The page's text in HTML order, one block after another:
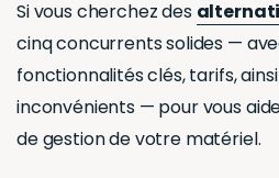
Si vous cherchez des
cinq concurrents solides —
fonctionnalités clés, tarifs,
inconvénients — pour vous
de gestion de votre matériel.